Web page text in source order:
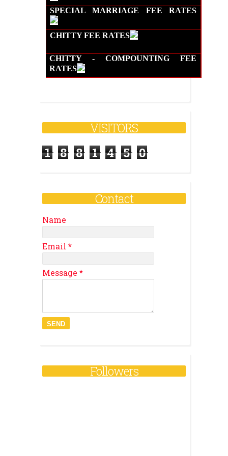
SPECIAL MARRIAGE FEE RATES
CHITTY FEE RATES
CHITTY - COMPOUNTING FEE
RATES
VISITORS
1 8 8 1 4 5 0
Contact
Name
Email*
Message*
Followers